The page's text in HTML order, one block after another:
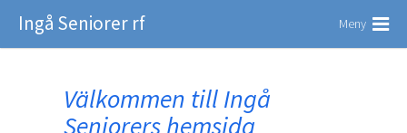
Ingå Seniorer rf Meny
Välkommen till Ingå
Seniorers hemsida